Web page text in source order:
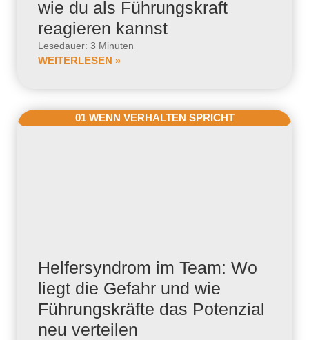
wie du als Führungskraft
reagieren kannst
Lesedauer: 3 Minuten
WEITERLESEN »
01 WENN VERHALTEN SPRICHT
Helfersyndrom im Team: Wo
liegt die Gefahr und wie
Führungskräfte das Potenzial
neu verteilen